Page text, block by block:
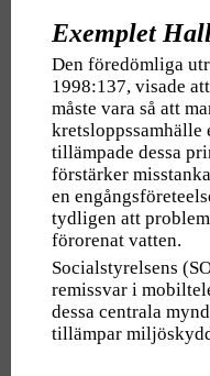
Exemplet
Den föredömliga
1998:137, visade
måste vara så att
tillämpade dessa
förstärker
en
tydligen att
förorenat vatten.
Socialstyrelsens
remissvar i
dessa centrala
tillämpar